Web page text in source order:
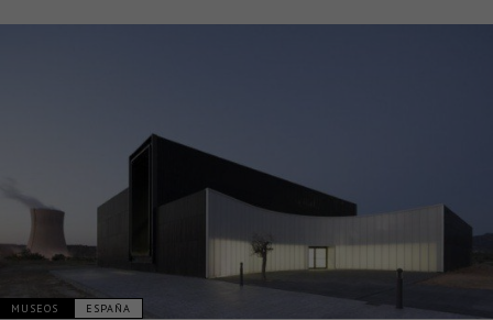
MUSEOS ESPAÑA